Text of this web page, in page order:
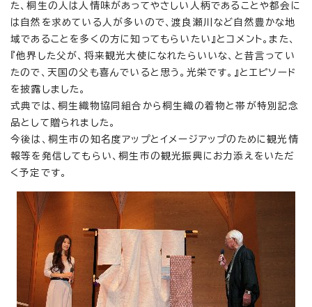
た、桐生の人は人情味があってやさしい人柄であることや都会に
は自然を求めている人が多いので、渡良瀬川など自然豊かな地
域であることを多くの方に知ってもらいたい』とコメント。また、
『他界した父が、将来観光大使になれたらいいな、と昔言ってい
たので、天国の父も喜んでいると思う。光栄です。』とエピソード
を披露しました。
式典では、桐生織物協同組合から桐生織の着物と帯が特別記念
品として贈られました。
今後は、桐生市の知名度アップとイメージアップのために観光情
報等を発信してもらい、桐生市の観光振興にお力添えをいただ
く予定です。